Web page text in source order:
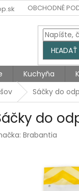
OBCHODNÉ
HĽADAŤ
Kuchyňa
Sáčky do
do
Brabantia